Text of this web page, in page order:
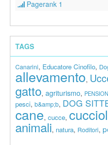
Pagerank 1
TAGS
Canarini, Educatore Cinofilo,
allevamento,
gatto, agriturismo,
pesci, b&amp;b, DOG
cane, cucce,
animali, natura, Roditori,